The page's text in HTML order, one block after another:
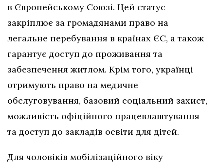
в Європейському Союзі. Цей статус
закріплює за громадянами право на
легальне перебування в країнах ЄС, а також
гарантує доступ до проживання та
забезпечення житлом. Крім того, українці
отримують право на медичне
обслуговування, базовий соціальний захист,
можливість офіційного працевлаштування
та доступ до закладів освіти для дітей.
Для чоловіків мобілізаційного віку